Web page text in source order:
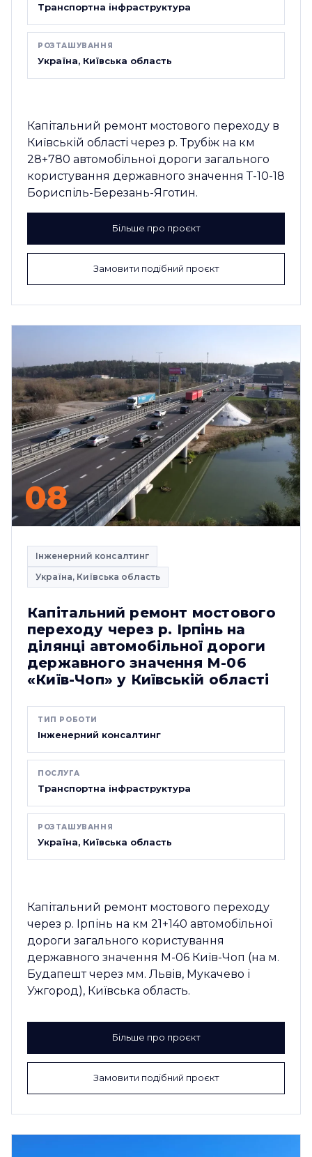
Транспортна інфраструктура
РОЗТАШУВАННЯ
Україна, Київська область
Капітальний ремонт мостового переходу в
Київській області через р. Трубіж на км
28+780 автомобільної дороги загального
користування державного значення Т-10-18
Бориспіль-Березань-Яготин.
Більше про проєкт
Замовити подібний проєкт
08
Інженерний консалтинг
Україна, Київська область
Капітальний ремонт мостового
переходу через р. Ірпінь на
ділянці автомобільної дороги
державного значення М-06
«Київ-Чоп» у Київській області
ТИП РОБОТИ
Інженерний консалтинг
ПОСЛУГА
Транспортна інфраструктура
РОЗТАШУВАННЯ
Україна, Київська область
Капітальний ремонт мостового переходу
через р. Ірпінь на км 21+140 автомобільної
дороги загального користування
державного значення М-06 Київ-Чоп (на м.
Будапешт через мм. Львів, Мукачево і
Ужгород), Київська область.
Більше про проєкт
Замовити подібний проєкт